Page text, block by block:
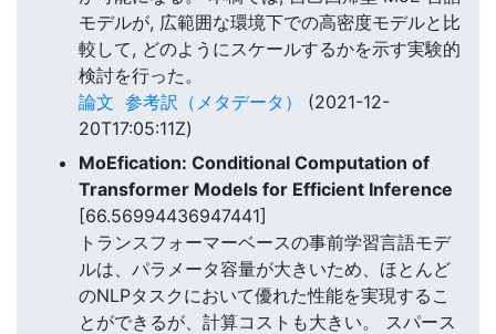
モデルが, 広範囲な環境下での高密度モデルと比
較して, どのようにスケールするかを示す実験的
検討を行った。
論文 参考訳（メタデータ）
(2021-12-
20T17:05:11Z)
MoEfication: Conditional Computation of
Transformer Models for Efficient Inference
[66.56994436947441]
トランスフォーマーベースの事前学習言語モデ
ルは、パラメータ容量が大きいため、ほとんど
のNLPタスクにおいて優れた性能を実現するこ
とができるが、計算コストも大きい。 スパース